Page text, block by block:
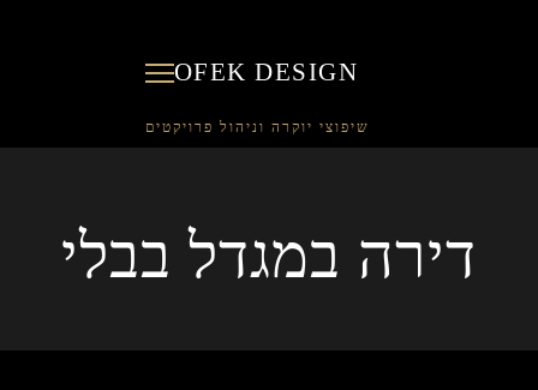
OFEK DESIGN
דירה במגדל בבלי